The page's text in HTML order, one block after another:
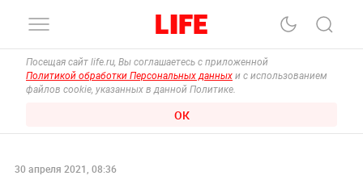
Посещая сайт life.ru, Вы соглашаетесь с приложенной
Политикой обработки Персональных данных и с использованием
файлов cookie, указанных в данной Политике.
ОК
30 апреля 2021, 08:36